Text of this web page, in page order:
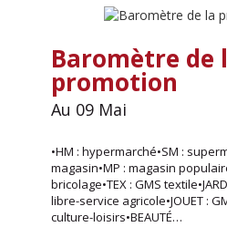
Baromètre de
promotion
Au 09 Mai
•HM : hypermarché•SM :
magasin•MP : magasin
bricolage•TEX : GMS
libre-service agricole•JOUET :
culture-loisirs•BEAUTÉ…